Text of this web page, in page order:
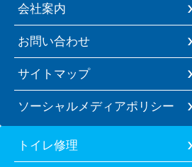
会社案内
お問い合わせ
サイトマップ
ソーシャルメディアポリシー
トイレ修理